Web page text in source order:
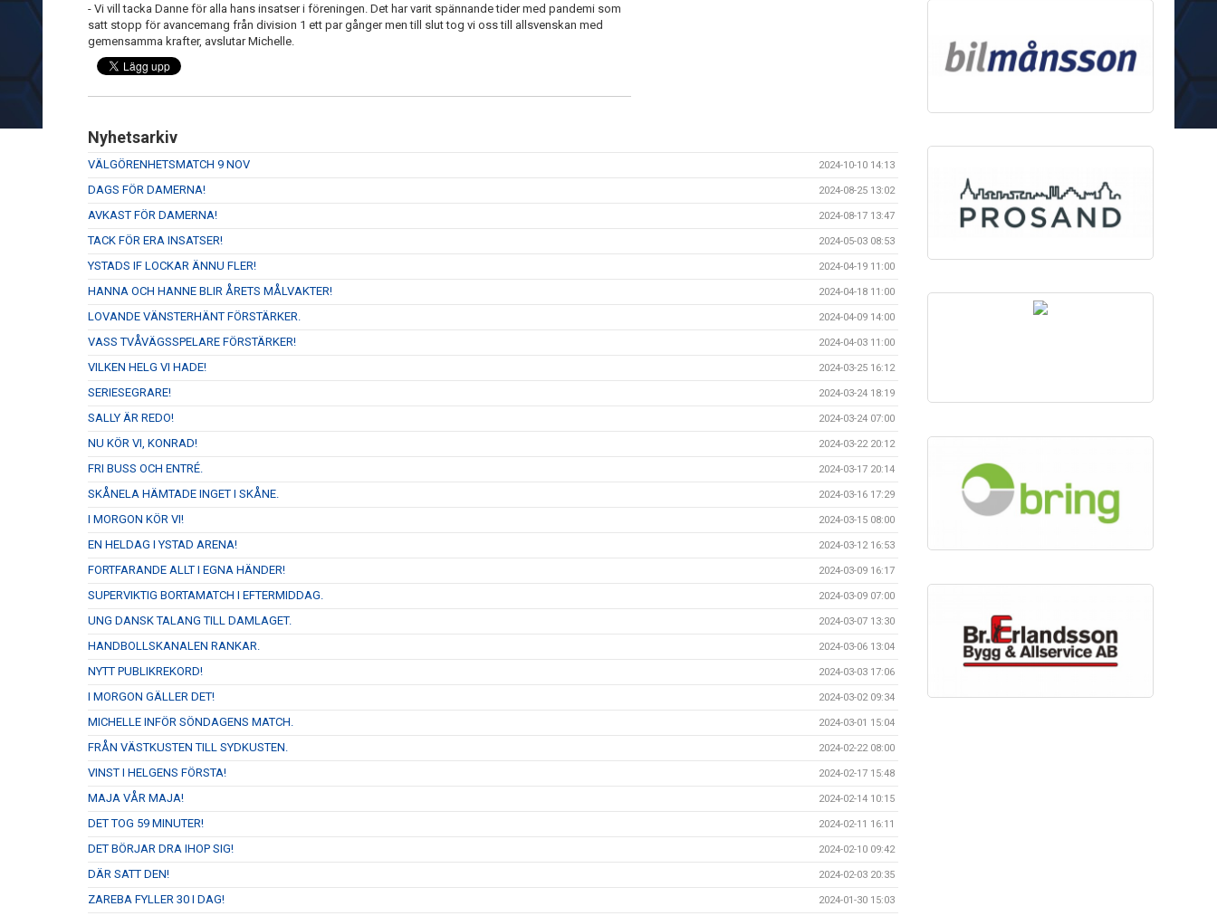
- Vi vill tacka Danne för alla hans insatser i föreningen. Det har varit spännande tider med pandemi som
satt stopp för avancemang från division 1 ett par gånger men till slut tog vi oss till allsvenskan med
gemensamma krafter, avslutar Michelle.
Nyhetsarkiv
VÄLGÖRENHETSMATCH 9 NOV 2024-10-10 14:13
DAGS FÖR DAMERNA! 2024-08-25 13:02
AVKAST FÖR DAMERNA! 2024-08-17 13:47
TACK FÖR ERA INSATSER! 2024-05-03 08:53
YSTADS IF LOCKAR ÄNNU FLER! 2024-04-19 11:00
HANNA OCH HANNE BLIR ÅRETS MÅLVAKTER! 2024-04-18 11:00
LOVANDE VÄNSTERHÄNT FÖRSTÄRKER. 2024-04-09 14:00
VASS TVÅVÄGSSPELARE FÖRSTÄRKER! 2024-04-03 11:00
VILKEN HELG VI HADE! 2024-03-25 16:12
SERIESEGRARE! 2024-03-24 18:19
SALLY ÄR REDO! 2024-03-24 07:00
NU KÖR VI, KONRAD! 2024-03-22 20:12
FRI BUSS OCH ENTRÉ. 2024-03-17 20:14
SKÅNELA HÄMTADE INGET I SKÅNE. 2024-03-16 17:29
I MORGON KÖR VI! 2024-03-15 08:00
EN HELDAG I YSTAD ARENA! 2024-03-12 16:53
FORTFARANDE ALLT I EGNA HÄNDER! 2024-03-09 16:17
SUPERVIKTIG BORTAMATCH I EFTERMIDDAG. 2024-03-09 07:00
UNG DANSK TALANG TILL DAMLAGET. 2024-03-07 13:30
HANDBOLLSKANALEN RANKAR. 2024-03-06 13:04
NYTT PUBLIKREKORD! 2024-03-03 17:06
I MORGON GÄLLER DET! 2024-03-02 09:34
MICHELLE INFÖR SÖNDAGENS MATCH. 2024-03-01 15:04
FRÅN VÄSTKUSTEN TILL SYDKUSTEN. 2024-02-22 08:00
VINST I HELGENS FÖRSTA! 2024-02-17 15:48
MAJA VÅR MAJA! 2024-02-14 10:15
DET TOG 59 MINUTER! 2024-02-11 16:11
DET BÖRJAR DRA IHOP SIG! 2024-02-10 09:42
DÄR SATT DEN! 2024-02-03 20:35
ZAREBA FYLLER 30 I DAG! 2024-01-30 15:03